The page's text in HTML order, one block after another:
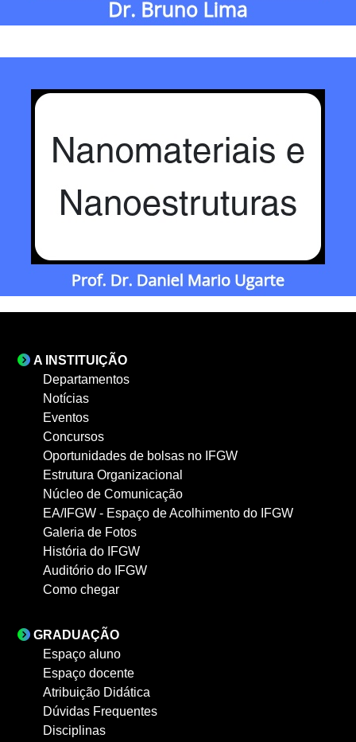
A INSTITUIÇÃO
Departamentos
Notícias
Eventos
Concursos
Oportunidades de bolsas no IFGW
Estrutura Organizacional
Núcleo de Comunicação
EA/IFGW - Espaço de Acolhimento do IFGW
Galeria de Fotos
História do IFGW
Auditório do IFGW
Como chegar
GRADUAÇÃO
Espaço aluno
Espaço docente
Atribuição Didática
Dúvidas Frequentes
Disciplinas